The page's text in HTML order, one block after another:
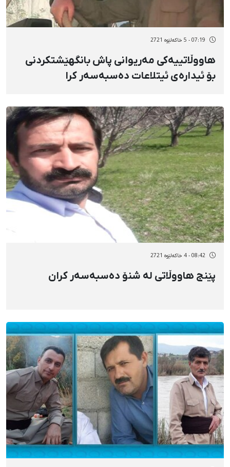
07:19 - 5 خاکەلێوه 2721
هاووڵاتییەکی مەریوانی پاش بانگهێشتکردنی
بۆ ئیدارەی ئیتلاعات دەسبەسەر کرا
08:42 - 4 خاکەلێوه 2721
پێنج هاووڵاتی لە شنۆ دەسبەسەر کران